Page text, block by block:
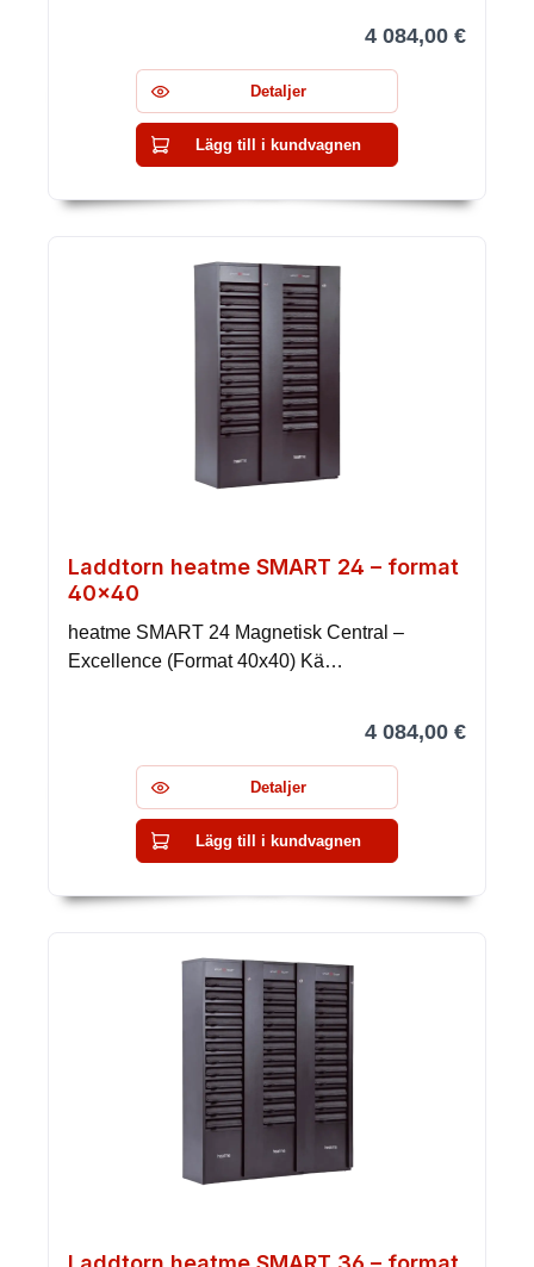
4 084,00 €
Detaljer
Lägg till i kundvagnen
Laddtorn heatme SMART 24 – format
40×40
heatme SMART 24 Magnetisk Central –
Excellence (Format 40x40) Kä…
4 084,00 €
Detaljer
Lägg till i kundvagnen